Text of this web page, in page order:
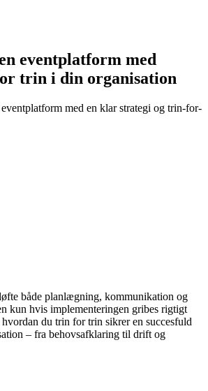
eventplatform med
trin i din organisation
med en klar strategi og trin-for-
både planlægning, kommunikation og
kun hvis implementeringen gribes rigtigt
du trin for trin sikrer en succesfuld
– fra behovsafklaring til drift og